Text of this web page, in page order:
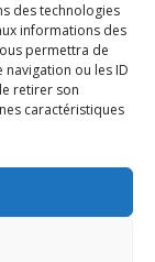
des technologies
informations des
permettra de
ou les ID
retirer son
caractéristiques
Envoi